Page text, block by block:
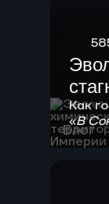
Блог
на
Как
«В